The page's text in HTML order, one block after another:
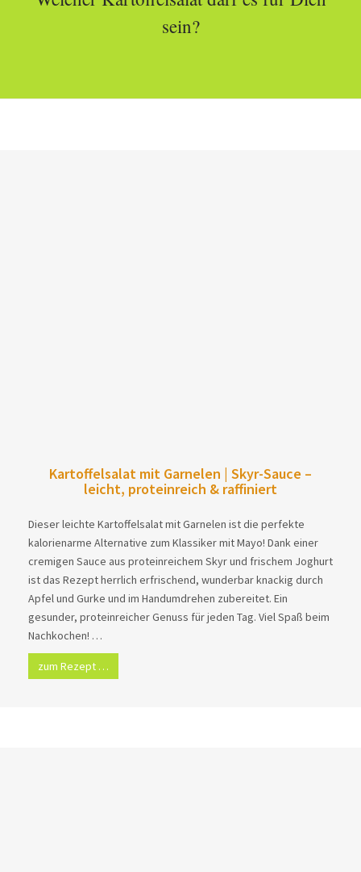
sein?
Kartoffelsalat mit Garnelen | Skyr-Sauce –
leicht, proteinreich & raffiniert
Dieser leichte Kartoffelsalat mit Garnelen ist die perfekte
kalorienarme Alternative zum Klassiker mit Mayo! Dank einer
cremigen Sauce aus proteinreichem Skyr und frischem Joghurt
ist das Rezept herrlich erfrischend, wunderbar knackig durch
Apfel und Gurke und im Handumdrehen zubereitet. Ein
gesunder, proteinreicher Genuss für jeden Tag. Viel Spaß beim
Nachkochen! …
zum Rezept …